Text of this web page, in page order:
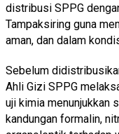
distribusi SPPG
Tampaksiring guna
aman, dan dalam
Sebelum
Ahli Gizi SPPG
uji kimia menunjukkan
kandungan formalin,